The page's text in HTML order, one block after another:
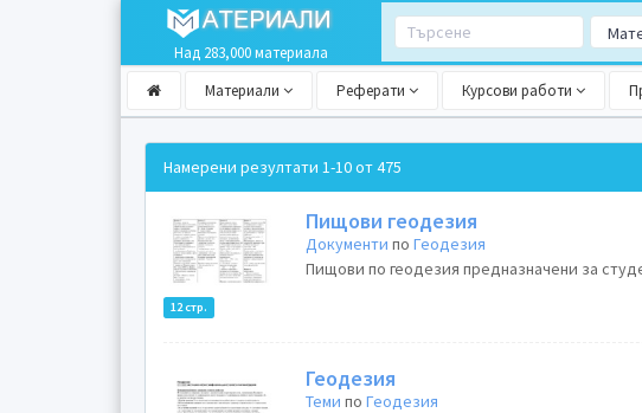
Над 283,000 материала
Материали Реферати Курсови работи
Намерени резултати 1-10 от 475
12 стр.
Пищови геодезия
Документи поГеодезия
Пищови по геодезия предназначени за
Геодезия
Теми поГеодезия